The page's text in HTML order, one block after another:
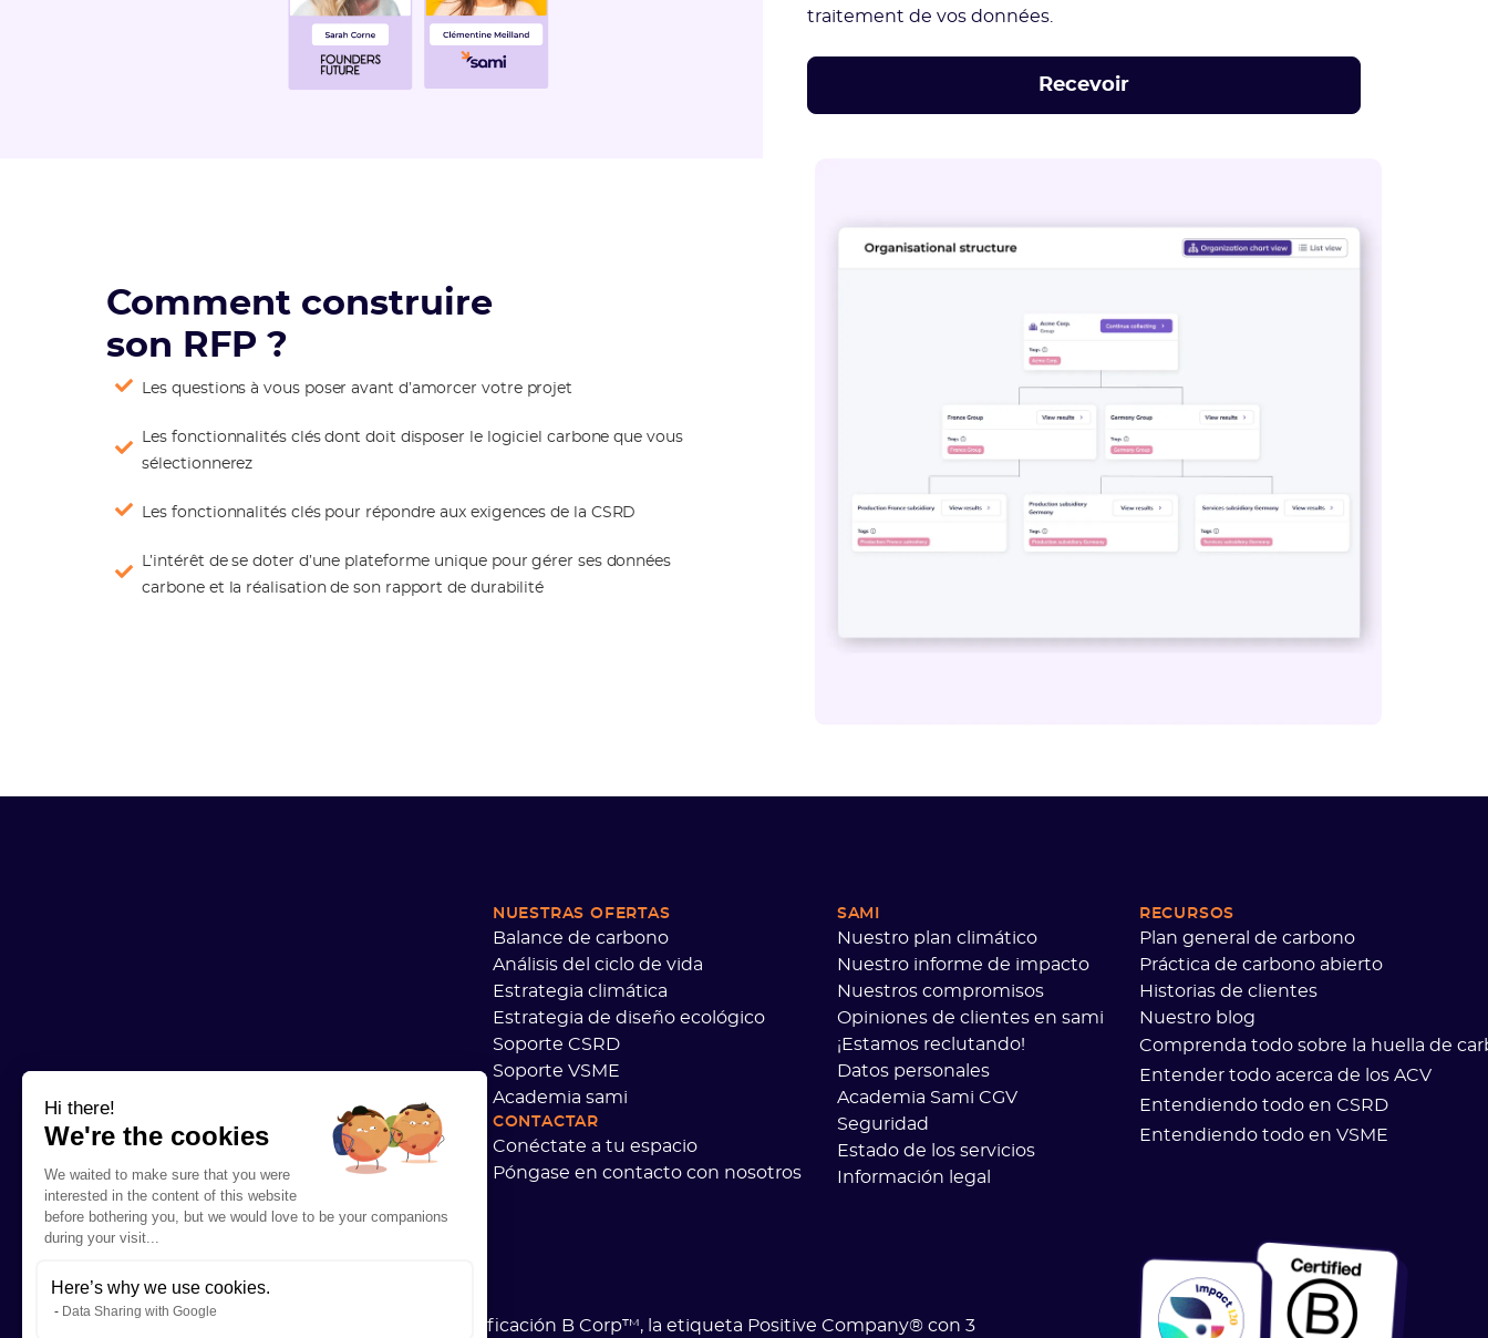
traitement de vos données.
Comment construire
son RFP ?
Les questions à vous poser avant d’amorcer votre projet
Les fonctionnalités clés dont doit disposer le logiciel carbone que vous
sélectionnerez
Les fonctionnalités clés pour répondre aux exigences de la CSRD
L’intérêt de se doter d’une plateforme unique pour gérer ses données
carbone et la réalisation de son rapport de durabilité
NUESTRAS OFERTAS
Balance de carbono
Análisis del ciclo de vida
Estrategia climática
Estrategia de diseño ecológico
Soporte CSRD
Soporte VSME
Academia sami
CONTACTAR
Conéctate a tu espacio
Póngase en contacto con nosotros
SAMI
Nuestro plan climático
Nuestro informe de impacto
Nuestros compromisos
Opiniones de clientes en sami
¡Estamos reclutando!
Datos personales
Academia Sami CGV
Seguridad
Estado de los servicios
Información legal
RECURSOS
Plan general de carbono
Práctica de carbono abierto
Historias de clientes
Nuestro blog
Comprenda todo sobre la huella de
Entender todo acerca de los ACV
Entendiendo todo en CSRD
Entendiendo todo en VSME
Sami se enorgullece de haber obtenido la certificación B Corp™, la etiqueta Positive Company® con 3
Hi there!
We're the cookies
We waited to make sure that you were
interested in the content of this website
before bothering you, but we would love to be your companions
during your visit...
Here’s why we use cookies.
Data Sharing with Google